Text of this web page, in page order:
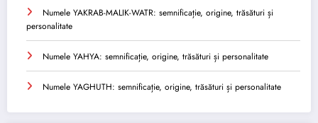
Numele YAKRAB-MALIK-WATR: semnificație, origine, trăsături și
personalitate
Numele YAHYA: semnificație, origine, trăsături și personalitate
Numele YAGHUTH: semnificație, origine, trăsături și personalitate